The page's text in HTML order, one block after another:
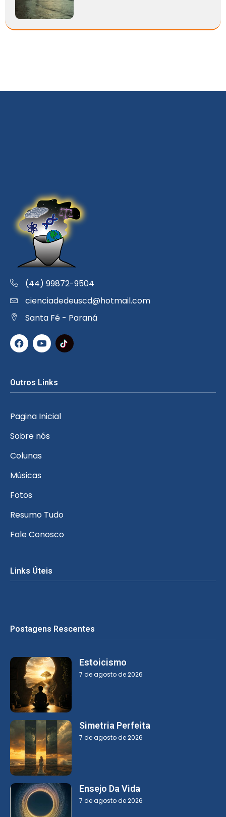
(44) 99872-9504
cienciadedeuscd@hotmail.com
Santa Fé - Paraná
Outros Links
Pagina Inicial
Sobre nós
Colunas
Músicas
Fotos
Resumo Tudo
Fale Conosco
Links Úteis
Postagens Rescentes
Estoicismo
7 de agosto de 2026
Simetria Perfeita
7 de agosto de 2026
Ensejo Da Vida
7 de agosto de 2026